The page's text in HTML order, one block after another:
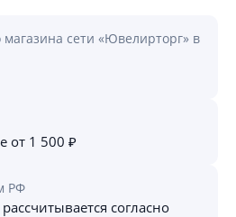
сети «Ювелирторг» в
от 1 500 ₽
РФ
согласно